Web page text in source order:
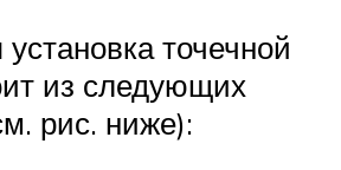
точечной
из следующих
рис. ниже):